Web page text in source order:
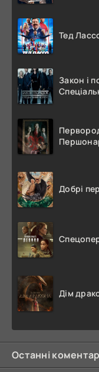
Тед
Закон і
Добрі
Дім
Останні